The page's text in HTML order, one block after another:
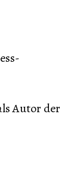
Autor der